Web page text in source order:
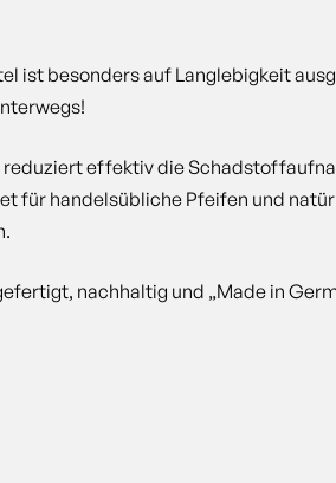
ist besonders auf Langlebigkeit
effektiv die
für handelsübliche Pfeifen und
nachhaltig und „Made in